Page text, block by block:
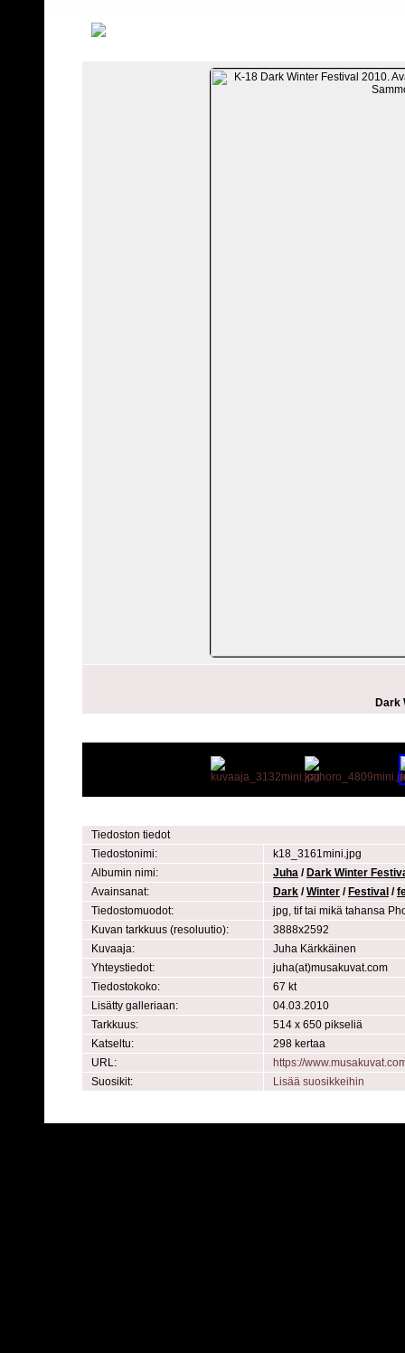
Dark
Tiedoston tiedot
Tiedostonimi:
k18_3161mini.jpg
Albumin nimi:
Juha / Dark Winter
Avainsanat:
Dark /Winter / Festival /
Tiedostomuodot:
jpg, tif tai mikä tahansa
Kuvan tarkkuus (resoluutio):
3888x2592
Kuvaaja:
Juha Kärkkäinen
Yhteystiedot:
juha(at)musakuvat.com
Tiedostokoko:
67 kt
Lisätty galleriaan:
04.03.2010
Tarkkuus:
514 x 650 pikseliä
Katseltu:
298 kertaa
URL:
https://
Suosikit:
Lisää suosikkeihin